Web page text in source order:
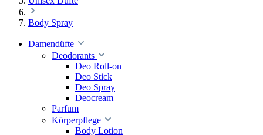
Body Spray
Damendüfte
Deodorants
Deo Roll-on
Deo Stick
Deo Spray
Deocream
Parfum
Körperpflege
Body Lotion